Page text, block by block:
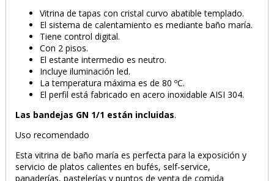
Vitrina de tapas con cristal curvo abatible templado.
El sistema de calentamiento es mediante baño maría.
Tiene control digital.
Con 2 pisos.
El estante intermedio es neutro.
Incluye iluminación led.
La temperatura máxima es de 80 ºC.
El perfil está fabricado en acero inoxidable AISI 304.
Las bandejas GN 1/1 están incluidas.
Uso recomendado
Esta vitrina de baño maría es perfecta para la exposición y
servicio de platos calientes en bufés, self-service,
panaderías, pastelerías y puntos de venta de comida